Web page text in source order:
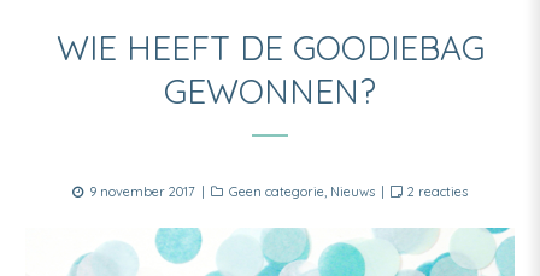
WIE HEEFT DE GOODIEBAG
GEWONNEN?
Posted
9 november 2017 Categories
Geen categorie, Nieuws 2 reactiesop
heeft